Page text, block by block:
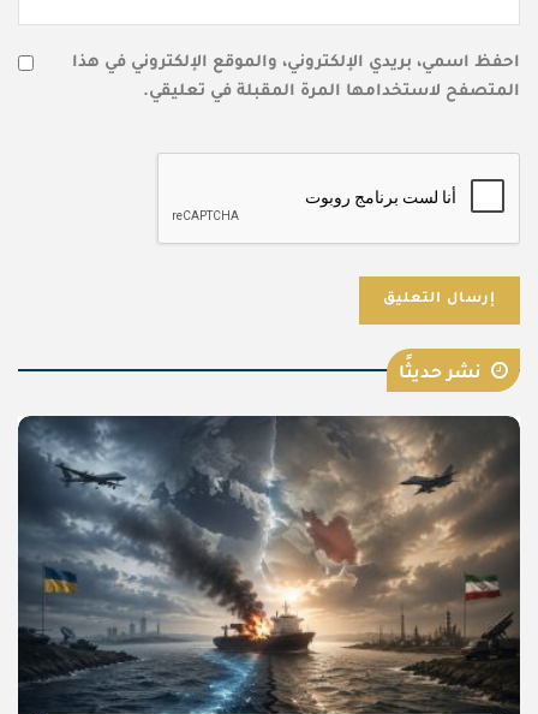
احفظ اسمي، بريدي الإلكتروني، والموقع الإلكتروني في هذا
المتصفح لاستخدامها المرة المقبلة في تعليقي.
نشر حديثًا